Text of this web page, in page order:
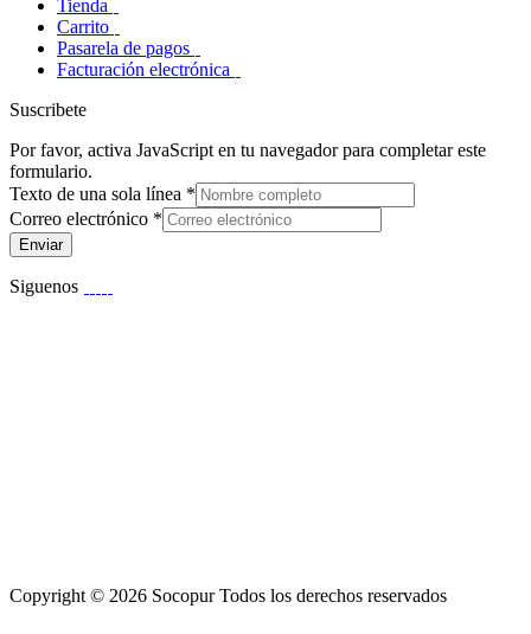
Tienda
Carrito
Pasarela de pagos
Facturación electrónica
Suscribete
Por favor, activa JavaScript en tu navegador para completar este
formulario.
Texto de una sola línea *
Correo electrónico *
Enviar
Siguenos
Copyright © 2026 Socopur Todos los derechos reservados